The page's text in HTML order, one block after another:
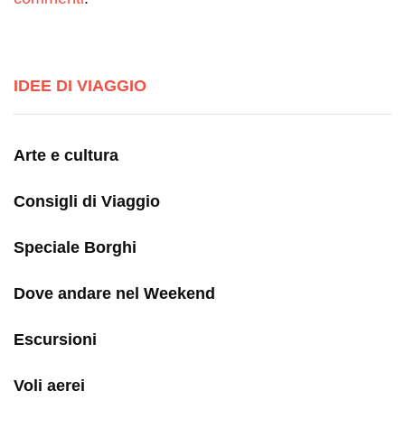
IDEE DI VIAGGIO
Arte e cultura
Consigli di Viaggio
Speciale Borghi
Dove andare nel Weekend
Escursioni
Voli aerei